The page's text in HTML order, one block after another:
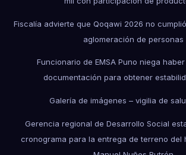
Fiscalía advierte que Qoqawi 2026 no
aglomeración de personas
Funcionario de EMSA Puno niega
documentación para obtener
Galería de imágenes – vigilia de
Gerencia regional de Desarrollo Social
cronograma para la entrega de terreno del